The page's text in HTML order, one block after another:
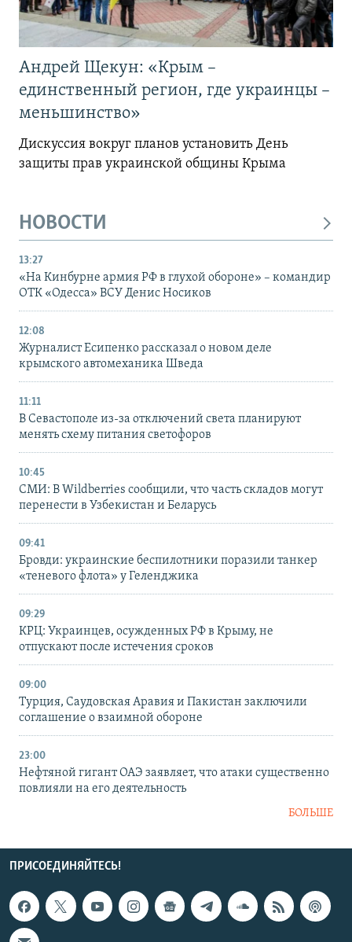
Андрей Щекун: «Крым –
единственный регион, где украинцы –
меньшинство»
Дискуссия вокруг планов установить День
защиты прав украинской общины Крыма
НОВОСТИ
13:27
«На Кинбурне армия РФ в глухой обороне» – командир
ОТК «Одесса» ВСУ Денис Носиков
12:08
Журналист Есипенко рассказал о новом деле
крымского автомеханика Шведа
11:11
В Севастополе из-за отключений света планируют
менять схему питания светофоров
10:45
СМИ: В Wildberries сообщили, что часть складов могут
перенести в Узбекистан и Беларусь
09:41
Бровди: украинские беспилотники поразили танкер
«теневого флота» у Геленджика
09:29
КРЦ: Украинцев, осужденных РФ в Крыму, не
отпускают после истечения сроков
09:00
Турция, Саудовская Аравия и Пакистан заключили
соглашение о взаимной обороне
23:00
Нефтяной гигант ОАЭ заявляет, что атаки существенно
повлияли на его деятельность
БОЛЬШЕ
ПРИСОЕДИНЯЙТЕСЬ!